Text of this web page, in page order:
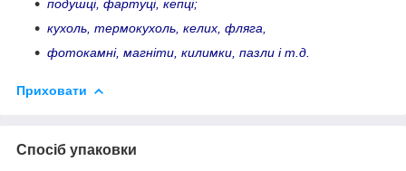
подушці, фартуці, кепці;
кухоль, термокухоль, келих, фляга,
фотокамні, магніти, килимки, пазли і т.д.
Приховати
Спосіб упаковки